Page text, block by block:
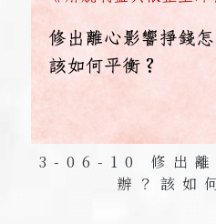
3-06-10 修出離
辦？該如